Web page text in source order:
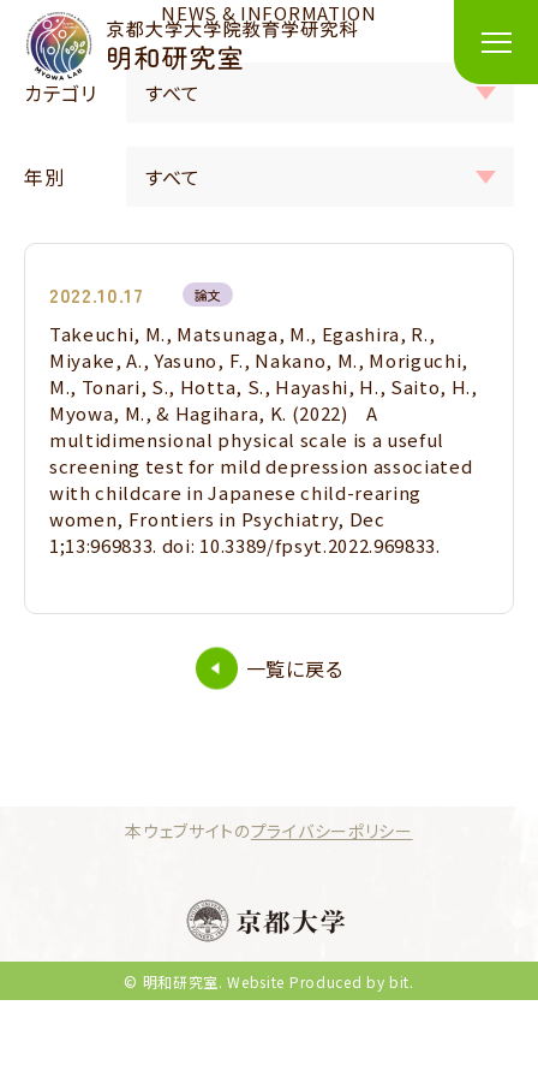
NEWS & INFORMATION
カテゴリ
年別
2022.10.17 論文
Takeuchi, M., Matsunaga, M., Egashira, R.,
Miyake, A., Yasuno, F., Nakano, M., Moriguchi,
M., Tonari, S., Hotta, S., Hayashi, H., Saito, H.,
Myowa, M., & Hagihara, K. (2022) A
multidimensional physical scale is a useful
screening test for mild depression associated
with childcare in Japanese child-rearing
women, Frontiers in Psychiatry, Dec
1;13:969833. doi: 10.3389/fpsyt.2022.969833.
一覧に戻る
本ウェブサイトのプライバシーポリシー
© 明和研究室. Website Produced by bit.